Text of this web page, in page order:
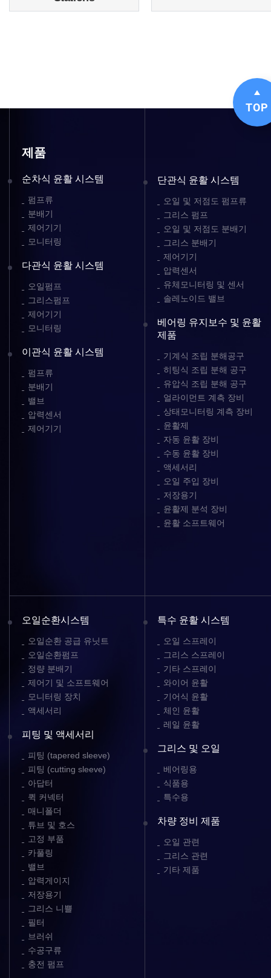
TOP
제품
순차식 윤활 시스템
펌프류
분배기
제어기기
모니터링
다관식 윤활 시스템
오일펌프
그리스펌프
제어기기
모니터링
이관식 윤활 시스템
펌프류
분배기
밸브
압력센서
제어기기
단관식 윤활 시스템
오일 및 저점도 펌프류
그리스 펌프
오일 및 저점도 분배기
그리스 분배기
제어기기
압력센서
유체모니터링 및 센서
솔레노이드 밸브
베어링 유지보수 및 윤활
제품
기계식 조립 분해공구
히팅식 조립 분해 공구
유압식 조립 분해 공구
얼라이먼트 계측 장비
상태모니터링 계측 장비
윤활제
자동 윤활 장비
수동 윤활 장비
액세서리
오일 주입 장비
저장용기
윤활제 분석 장비
윤활 소프트웨어
오일순환시스템
오일순환 공급 유닛트
오일순환펌프
정량 분배기
제어기 및 소프트웨어
모니터링 장치
액세서리
피팅 및 액세서리
피팅 (tapered sleeve)
피팅 (cutting sleeve)
아답터
퀵 커넥터
매니폴더
튜브 및 호스
고정 부품
카풀링
밸브
압력게이지
저장용기
그리스 니쁠
필터
브러쉬
수공구류
충전 펌프
특수 윤활 시스템
오일 스프레이
그리스 스프레이
기타 스프레이
와이어 윤활
기어식 윤활
체인 윤활
레일 윤활
그리스 및 오일
베어링용
식품용
특수용
차량 정비 제품
오일 관련
그리스 관련
기타 제품